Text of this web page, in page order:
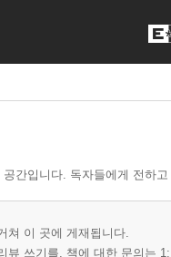
간입니다. 독자들에게 전하
쳐 이 곳에 게재됩니다.
뷰 쓰기를, 책에 대한 문의는